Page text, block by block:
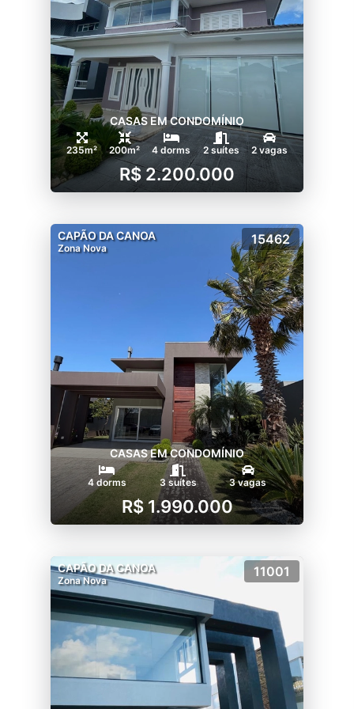
CASAS EM CONDOMÍNIO
235m² 200m² 4 dorms 2 suítes 2 vagas
R$ 2.200.000
CAPÃO DA CANOA
Zona Nova
15462
CASAS EM CONDOMÍNIO
4 dorms 3 suítes 3 vagas
R$ 1.990.000
CAPÃO DA CANOA
Zona Nova
11001